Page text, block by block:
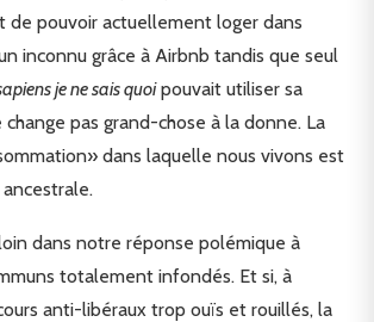
de pouvoir actuellement loger dans
inconnu grâce à Airbnb tandis que seul
je ne sais quoipouvait utiliser sa
pas grand-chose à la donne. La
dans laquelle nous vivons est
dans notre réponse polémique à
totalement infondés. Et si, à
anti-libéraux trop ouïs et rouillés, la